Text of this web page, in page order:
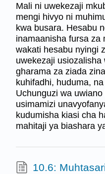
Mali ni uwekezaji
mengi hivyo ni
kwa busara. Hesabu
inamaanisha fursa za
wakati hesabu nyingi
uwekezaji
gharama za ziada
kuhifadhi, huduma,
Uchunguzi wa
usimamizi
kudumisha kiasi cha
mahitaji ya biashara
10.6: